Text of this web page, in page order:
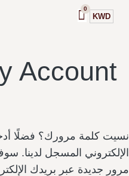
KWD
0
Account
كلمة مرورك؟ فضلًا
المسجل لدينا.
جديدة عبر بريدك